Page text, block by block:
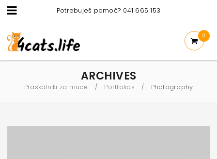
Potrebuješ pomoč? 041 665 153
0
ARCHIVES
Praskalniki za muce / Portfolios / Photography